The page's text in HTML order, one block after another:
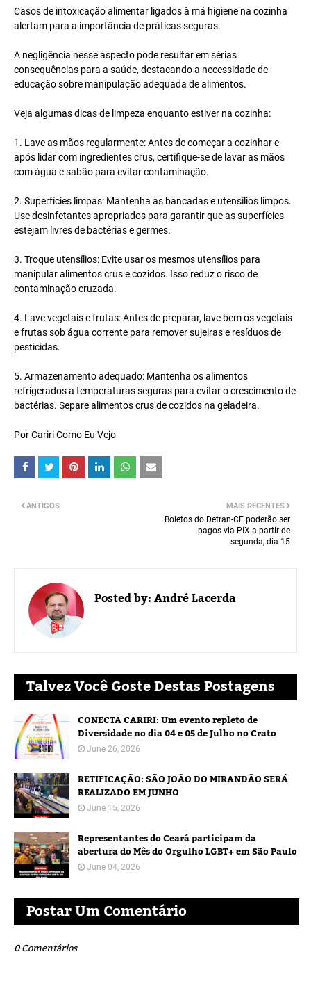
Casos de intoxicação alimentar ligados à má higiene na cozinha
alertam para a importância de práticas seguras.
A negligência nesse aspecto pode resultar em sérias
consequências para a saúde, destacando a necessidade de
educação sobre manipulação adequada de alimentos.
Veja algumas dicas de limpeza enquanto estiver na cozinha:
1. Lave as mãos regularmente: Antes de começar a cozinhar e
após lidar com ingredientes crus, certifique-se de lavar as mãos
com água e sabão para evitar contaminação.
2. Superfícies limpas: Mantenha as bancadas e utensílios limpos.
Use desinfetantes apropriados para garantir que as superfícies
estejam livres de bactérias e germes.
3. Troque utensílios: Evite usar os mesmos utensílios para
manipular alimentos crus e cozidos. Isso reduz o risco de
contaminação cruzada.
4. Lave vegetais e frutas: Antes de preparar, lave bem os vegetais
e frutas sob água corrente para remover sujeiras e resíduos de
pesticidas.
5. Armazenamento adequado: Mantenha os alimentos
refrigerados a temperaturas seguras para evitar o crescimento de
bactérias. Separe alimentos crus de cozidos na geladeira.
Por Cariri Como Eu Vejo
MAIS RECENTES
Boletos do Detran-CE poderão ser
pagos via PIX a partir de
segunda, dia 15
ANTIGOS
Posted by:André Lacerda
Talvez Você Goste Destas Postagens
CONECTA CARIRI: Um evento repleto de
Diversidade no dia 04 e 05 de Julho no Crato
June 26, 2026
RETIFICAÇÃO: SÃO JOÃO DO MIRANDÃO SERÁ
REALIZADO EM JUNHO
June 15, 2026
Representantes do Ceará participam da
abertura do Mês do Orgulho LGBT+ em São Paulo
June 04, 2026
Postar Um Comentário
0 Comentários